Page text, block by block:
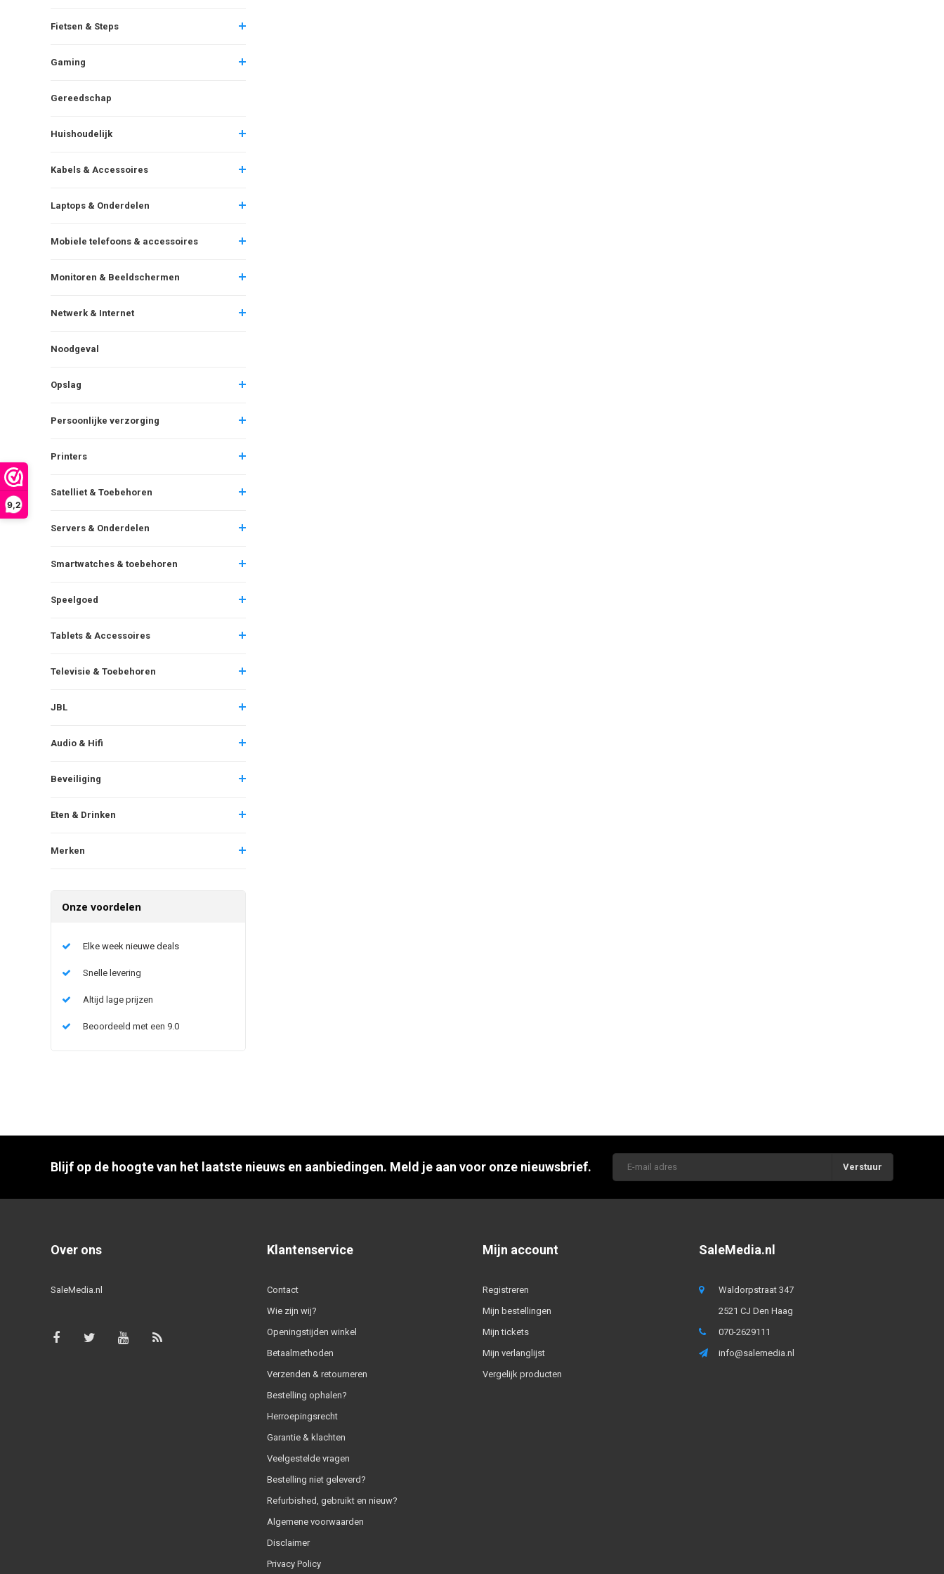
9,2
Fietsen & Steps
Gaming
Gereedschap
Huishoudelijk
Kabels & Accessoires
Laptops & Onderdelen
Mobiele telefoons & accessoires
Monitoren & Beeldschermen
Netwerk & Internet
Noodgeval
Opslag
Persoonlijke verzorging
Printers
Satelliet & Toebehoren
Servers & Onderdelen
Smartwatches & toebehoren
Speelgoed
Tablets & Accessoires
Televisie & Toebehoren
JBL
Audio & Hifi
Beveiliging
Eten & Drinken
Merken
Onze voordelen
Elke week nieuwe deals
Snelle levering
Altijd lage prijzen
Beoordeeld met een 9.0
Blijf op de hoogte van het laatste nieuws en aanbiedingen. Meld je aan voor onze nieuwsbrief. Verstuur
Over ons
SaleMedia.nl
Klantenservice
Contact
Wie zijn wij?
Openingstijden winkel
Betaalmethoden
Verzenden & retourneren
Bestelling ophalen?
Herroepingsrecht
Garantie & klachten
Veelgestelde vragen
Bestelling niet geleverd?
Refurbished, gebruikt en nieuw?
Algemene voorwaarden
Disclaimer
Privacy Policy
Mijn account
Registreren
Mijn bestellingen
Mijn tickets
Mijn verlanglijst
Vergelijk producten
SaleMedia.nl
Waldorpstraat 347
2521 CJ Den Haag
070-2629111
info@salemedia.nl